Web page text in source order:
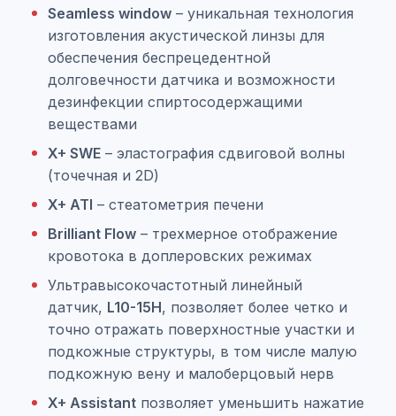
Seamless window – уникальная технология
изготовления акустической линзы для
обеспечения беспрецедентной
долговечности датчика и возможности
дезинфекции спиртосодержащими
веществами
X+ SWE – эластография сдвиговой волны
(точечная и 2D)
X+ ATI – стеатометрия печени
Brilliant Flow – трехмерное отображение
кровотока в доплеровских режимах
Ультравысокочастотный линейный
датчик, L10-15H, позволяет более четко и
точно отражать поверхностные участки и
подкожные структуры, в том числе малую
подкожную вену и малоберцовый нерв
X+ Assistant позволяет уменьшить нажатие